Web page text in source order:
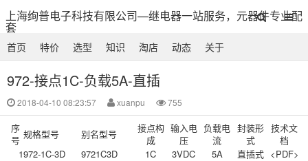
上海绚普电子科技有限公司—继电器一站服务，元器件专业配
套
首页 特价 选型 知识 淘店 动态 关于
972-接点1C-负载5A-直插
2018-04-10 08:23:57 xuanpu 755
序
号 规格型号 别名型号
接点构
成
输入电
压
负载电
流
封装形
式
技术文
档
1972-1C-3D 9721C3D 1C 3VDC 5A 直插式 <PDF>